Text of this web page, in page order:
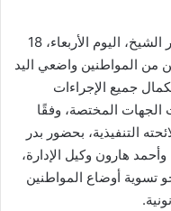
سلم المهندس إبراهيم مكي، محافظ كفر الشيخ، اليوم الأربعاء، 18
من المواطنين واضعي اليد
جميع الإجراءات
الجهات المختصة، وفقًا
رقم 168 لسنة 2025، ولائحته التنفيذية، بحضور بدر
هارون وكيل الإدارة،
تسوية أوضاع المواطنين